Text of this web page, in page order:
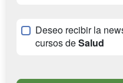
Deseo recibir la
cursos deSalud